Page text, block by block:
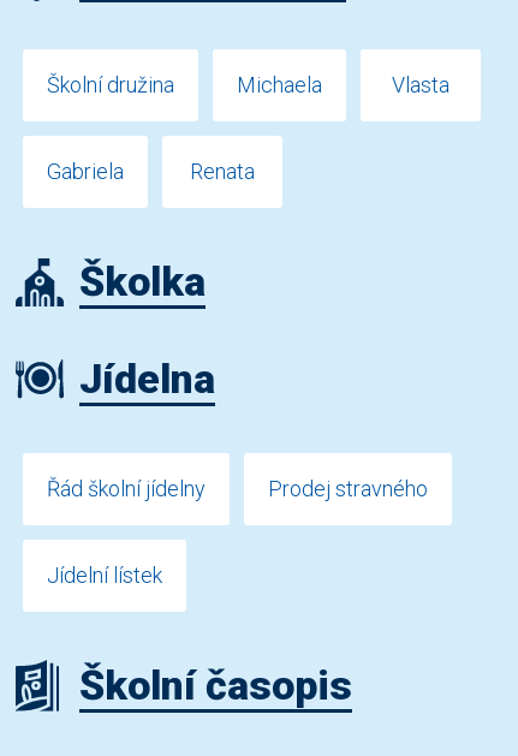
Školní družina Michaela Vlasta
Gabriela Renata
Školka
Jídelna
Řád školní jídelny Prodej stravného
Jídelní lístek
Školní časopis